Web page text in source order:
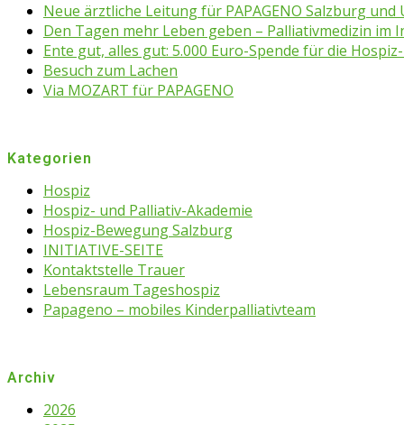
Neue ärztliche Leitung für PAPAGENO Salzburg und
Den Tagen mehr Leben geben – Palliativmedizin im
Ente gut, alles gut: 5.000 Euro-Spende für die
Besuch zum Lachen
Via MOZART für PAPAGENO
Kategorien
Hospiz
Hospiz- und Palliativ-Akademie
Hospiz-Bewegung Salzburg
INITIATIVE-SEITE
Kontaktstelle Trauer
Lebensraum Tageshospiz
Papageno – mobiles Kinderpalliativteam
Archiv
2026